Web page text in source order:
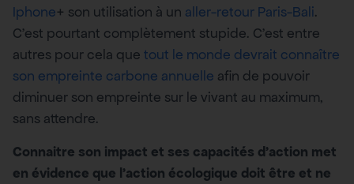
Iphone+ son utilisation à un aller-retour Paris-Bali.
C’est pourtant complètement stupide. C’est entre
autres pour cela que tout le monde devrait connaître
son empreinte carbone annuelle afin de pouvoir
diminuer son empreinte sur le vivant au maximum,
sans attendre.
Connaitre son impact et ses capacités d’action met
en évidence que l’action écologique doit être et ne